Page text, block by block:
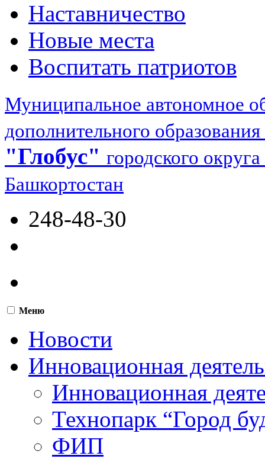
Наставничество
Новые места
Воспитать патриотов
Муниципальное автономное
дополнительного образования
"Глобус" городского
Башкортостан
248-48-30
Меню
Новости
Инновационная
Инновационная
Технопарк “Город
ФИП